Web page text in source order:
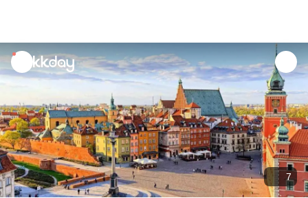
unread
notifications
7